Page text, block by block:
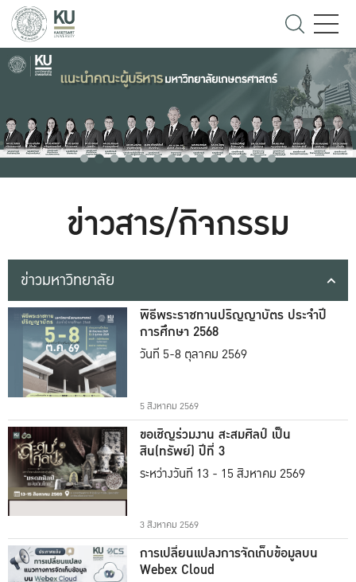
ข่าวสาร/กิจกรรม
ข่าวมหาวิทยาลัย
พิธีพระราชทานปริญญาบัตร ประจำปี
การศึกษา 2568
วันที่ 5-8 ตุลาคม 2569
5 สิงหาคม 2569
ขอเชิญร่วมงาน สะสมศิลป์ เป็น
สิน(ทรัพย์) ปีที่ 3
ระหว่างวันที่ 13 - 15 สิงหาคม 2569
3 สิงหาคม 2569
การเปลี่ยนแปลงการจัดเก็บข้อมูลบน
Webex Cloud